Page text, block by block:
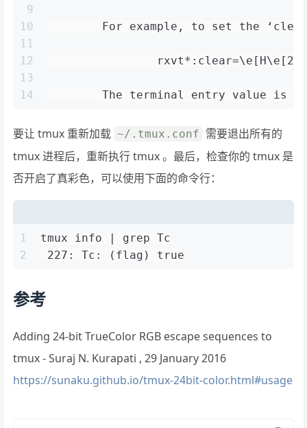
9
10
11
12
13
14
For example, to set the
                rxvt*:clear=\e[H\e[2J
The terminal entry value is
要让 tmux 重新加载 ~/.tmux.conf 需要退出所有的
tmux 进程后，重新执行 tmux 。最后，检查你的 tmux 是
否开启了真彩色，可以使用下面的命令行：
1
2
tmux info | grep Tc
227: Tc: (flag) true
参考
Adding 24-bit TrueColor RGB escape sequences to
tmux - Suraj N. Kurapati , 29 January 2016
https://sunaku.github.io/tmux-24bit-color.html#usage